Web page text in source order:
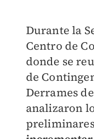
Durante la
Centro de
donde se
de
Derrames
analizaron